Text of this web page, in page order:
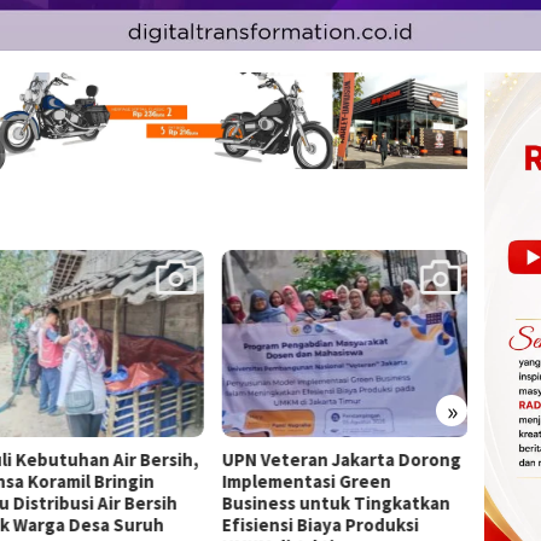
»
Jakarta Dorong
Green
untuk Tingkatkan
Biaya Produksi
Prof Henry: Kasus Yurizal Tri
Chaerawan Jadi Pengingat
Penting Etika Tenaga
Kesehatan di Media Sosial